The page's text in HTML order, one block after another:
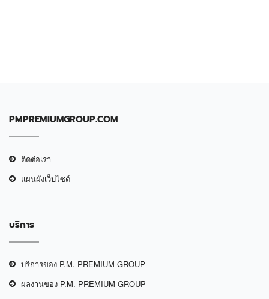
PMPREMIUMGROUP.COM
ติดต่อเรา
แผนผังเว็บไซต์
บริการ
บริการของ P.M. PREMIUM GROUP
ผลงานของ P.M. PREMIUM GROUP